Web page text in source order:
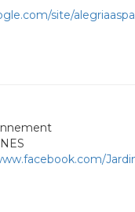
site/